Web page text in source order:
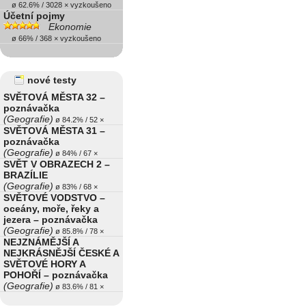
ø 62.6% / 3028 × vyzkoušeno
Účetní pojmy
Ekonomie
ø 66% / 368 × vyzkoušeno
nové testy
SVĚTOVÁ MĚSTA 32 –
poznávačka
(Geografie) ø 84.2% / 52 ×
SVĚTOVÁ MĚSTA 31 –
poznávačka
(Geografie) ø 84% / 67 ×
SVĚT V OBRAZECH 2 –
BRAZÍLIE
(Geografie) ø 83% / 68 ×
SVĚTOVÉ VODSTVO –
oceány, moře, řeky a
jezera – poznávačka
(Geografie) ø 85.8% / 78 ×
NEJZNÁMĚJŠÍ A
NEJKRÁSNĚJŠÍ ČESKÉ A
SVĚTOVÉ HORY A
POHOŘÍ – poznávačka
(Geografie) ø 83.6% / 81 ×